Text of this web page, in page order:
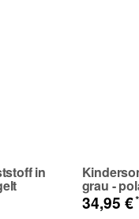
in
grau -
34,95 €*